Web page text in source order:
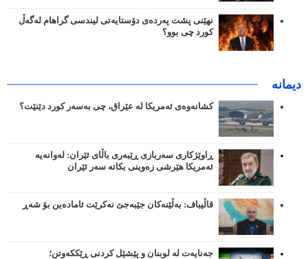
نهێنی پشت پەردەی دۆستایەتی لیندسی گراهام لەگەڵ
کورد چی بوو؟
دیمانە
کشانەوەی ئەمریکا لە عێراق، چی بەسەر کورد دێنێت؟
ڕاوێژکاری سەربازی ڕێبەری باڵای ئێران: لەوانەیە
ئەمریکا هێرشی زەوینی بکاتە سەر ئێران
قاڵیباف: بەڵێنەکان جێبەجێ نەکرێت ئامادەین بۆ شەڕ
جەنایەت لە لوبنان و پێشێل کردنی ڕێککەوتن؛